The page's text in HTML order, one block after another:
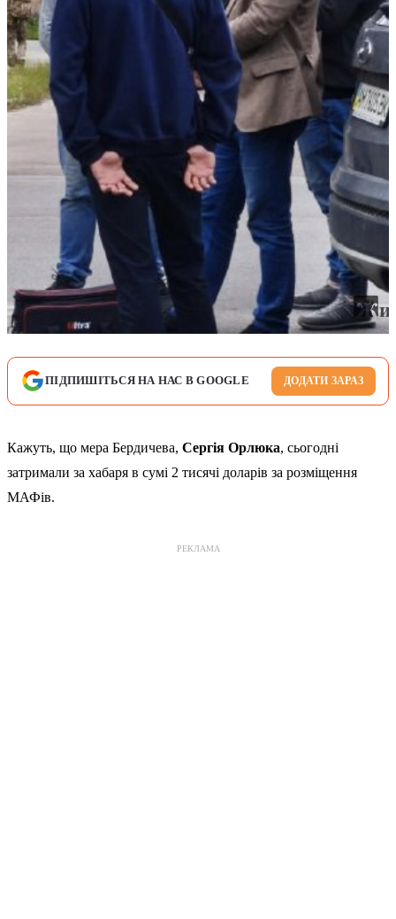
ПІДПИШІТЬСЯ НА НАС В GOOGLE ДОДАТИ ЗАРАЗ
Кажуть, що мера Бердичева, Сергія Орлюка, сьогодні
затримали за хабаря в сумі 2 тисячі доларів за розміщення
МАФів.
РЕКЛАМА